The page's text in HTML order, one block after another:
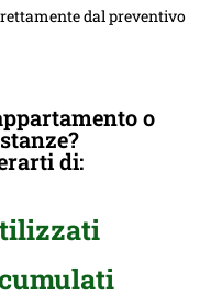
dal preventivo
o
di: